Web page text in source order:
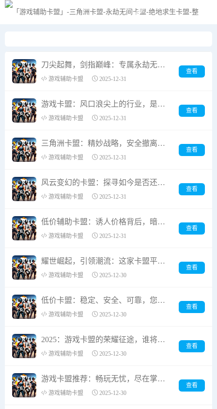
黑夜模式
刀尖起舞，剑指巅峰：专属永劫无间的高阶振刀卡盟，重塑你的战场传奇！
游戏辅助卡盟 2025-12-31
查看
游戏卡盟：风口浪尖上的行业，是落日余晖还是浴火重生？
游戏辅助卡盟 2025-12-31
查看
三角洲卡盟：精妙战略，安全撤离，规避风险的致胜之道
游戏辅助卡盟 2025-12-31
查看
风云变幻的卡盟：探寻如今是否还能拥有一片安稳的“联盟”天地？
游戏辅助卡盟 2025-12-31
查看
低价辅助卡盟：诱人价格背后，暗藏的风险你真的了解吗？
游戏辅助卡盟 2025-12-31
查看
耀世崛起，引领潮流：这家卡盟平台为何能成为成立以来最受欢迎的焦点？
游戏辅助卡盟 2025-12-30
查看
低价卡盟：稳定、安全、可靠，您的数字生活守护者
游戏辅助卡盟 2025-12-30
查看
2025：游戏卡盟的荣耀征途，谁将傲视群雄？
游戏辅助卡盟 2025-12-30
查看
游戏卡盟推荐：畅玩无忧，尽在掌握！
游戏辅助卡盟 2025-12-30
查看